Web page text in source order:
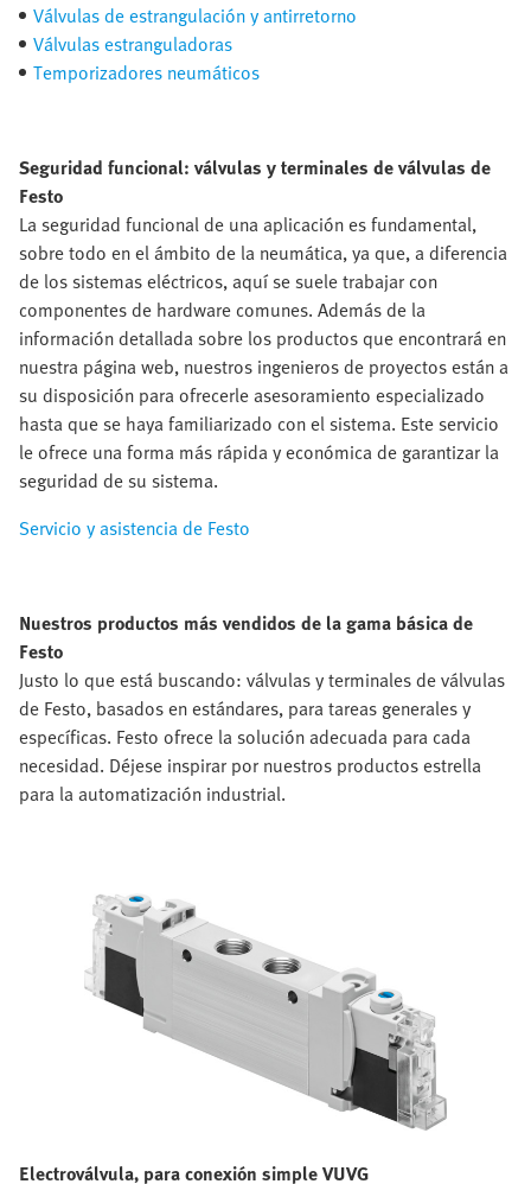
Válvulas de estrangulación y antirretorno
Válvulas estranguladoras
Temporizadores neumáticos
Seguridad funcional: válvulas y terminales de válvulas de
Festo
La seguridad funcional de una aplicación es fundamental,
sobre todo en el ámbito de la neumática, ya que, a diferencia
de los sistemas eléctricos, aquí se suele trabajar con
componentes de hardware comunes. Además de la
información detallada sobre los productos que encontrará en
nuestra página web, nuestros ingenieros de proyectos están a
su disposición para ofrecerle asesoramiento especializado
hasta que se haya familiarizado con el sistema. Este servicio
le ofrece una forma más rápida y económica de garantizar la
seguridad de su sistema.
Servicio y asistencia de Festo
Nuestros productos más vendidos de la gama básica de
Festo
Justo lo que está buscando: válvulas y terminales de válvulas
de Festo, basados en estándares, para tareas generales y
específicas. Festo ofrece la solución adecuada para cada
necesidad. Déjese inspirar por nuestros productos estrella
para la automatización industrial.
Electroválvula, para conexión simple VUVG